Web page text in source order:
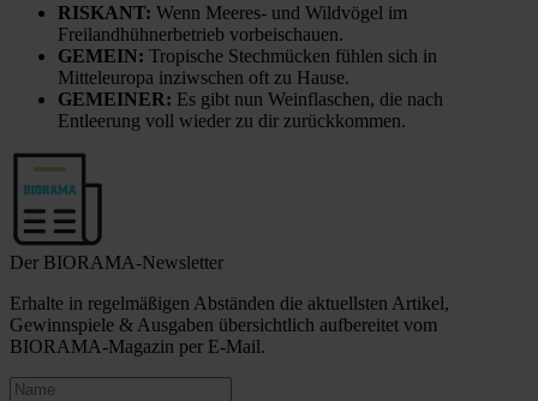
RISKANT: Wenn Meeres- und Wildvögel im
Freilandhühnerbetrieb vorbeischauen.
GEMEIN: Tropische Stechmücken fühlen sich in
Mitteleuropa inziwschen oft zu Hause.
GEMEINER: Es gibt nun Weinflaschen, die nach
Entleerung voll wieder zu dir zurückkommen.
Der BIORAMA-Newsletter
Erhalte in regelmäßigen Abständen die aktuellsten Artikel,
Gewinnspiele & Ausgaben übersichtlich aufbereitet vom
BIORAMA-Magazin per E-Mail.